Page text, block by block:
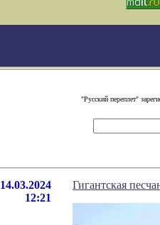
"Русский переплет"
14.03.2024
12:21
Гигантская